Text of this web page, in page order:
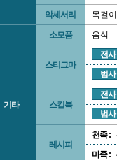
악세서리 목걸이
기타
소모품 음식
스티그마
전사
법사
스킬북
전사
법사
레시피
천족 :
마족 :